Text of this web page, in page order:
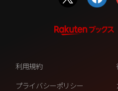
利用規約
プライバシーポリシー